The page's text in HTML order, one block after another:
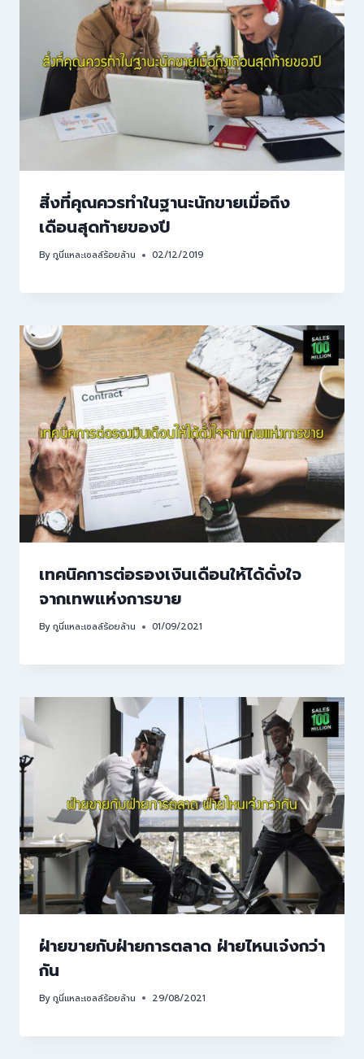
สิ่งที่คุณควรทำในฐานะนักขายเมื่อถึง
เดือนสุดท้ายของปี
Byกูนี่แหละเซลล์ร้อยล้าน 02/12/2019
เทคนิคการต่อรองเงินเดือนให้ได้ดั่งใจ
จากเทพแห่งการขาย
Byกูนี่แหละเซลล์ร้อยล้าน 01/09/2021
ฝ่ายขายกับฝ่ายการตลาด ฝ่ายไหนเจ๋งกว่า
กัน
Byกูนี่แหละเซลล์ร้อยล้าน 29/08/2021